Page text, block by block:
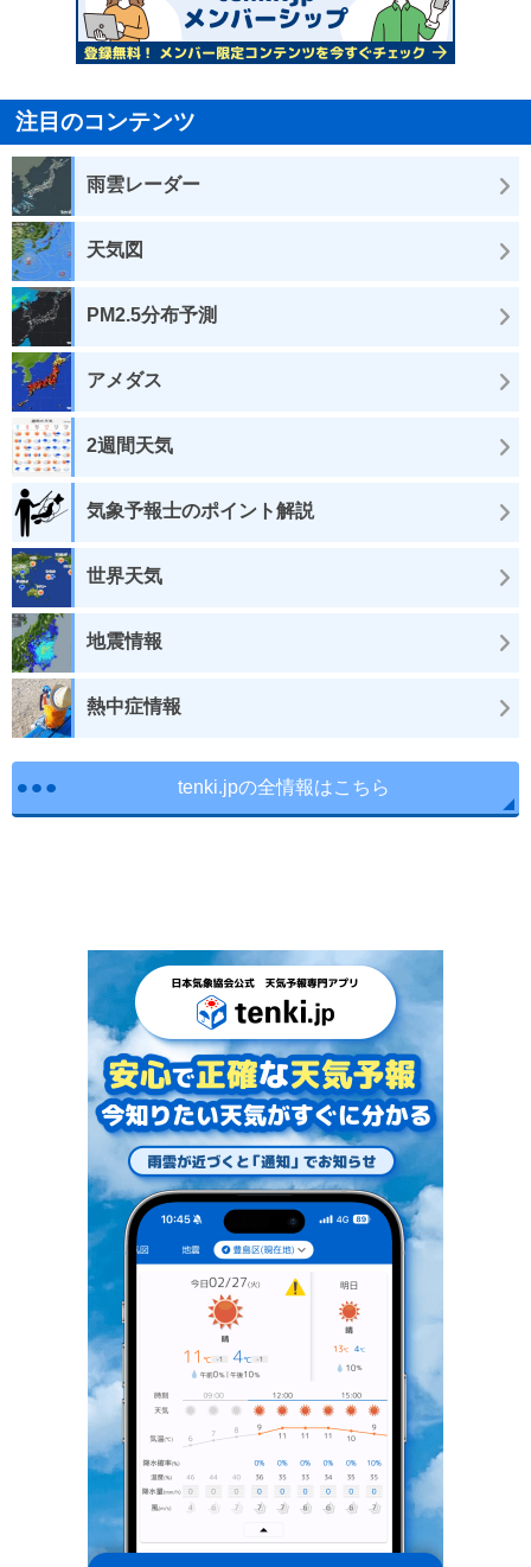
注目のコンテンツ
雨雲レーダー
天気図
PM2.5分布予測
アメダス
2週間天気
気象予報士のポイント解説
世界天気
地震情報
熱中症情報
tenki.jpの全情報はこちら